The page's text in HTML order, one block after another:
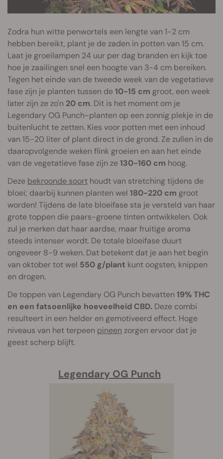
Zodra hun witte penwortels een lengte van 1-2 cm
hebben bereikt, plant je de zaden in potten van 15 cm.
Laat je groeilampen 24 uur per dag branden en kijk toe
hoe je zaailingen snel een hoogte van 3-4 cm bereiken.
Tegen het einde van de tweede week van de vegetatieve
fase zijn je planten tussen de10-15 cm groot, een week
later zijn ze zo'n 20 cm. Dit is het moment om je
Legendary OG Punch-planten op een zonnig plekje in de
buitenlucht te zetten. Kies voor potten met een inhoud
van 15-20 liter of plant direct in de grond. Ze zullen in de
daaropvolgende weken flink groeien en aan het einde
van de vegetatieve fase zijn ze130-160 cm hoog.
Deze bekroonde soort houdt van stretching tijdens de
bloei; daarbij kunnen planten wel 180-220 cm groot
worden! Tijdens de late bloeifase sta je versteld van haar
grote toppen die paars-groene tinten ontwikkelen. Ook
zul je merken dat haar aardse, maar fruitige aroma
steeds intenser wordt. De totale bloeifase duurt
ongeveer 8-9 weken. Dat betekent dat je aan het begin
van oktober tot wel 550 g/plant kunt oogsten, knippen
en drogen.
De toppen van Legendary OG Punch bevatten 19% THC
en een fatsoenlijke hoeveelheid CBD. Deze combi
resulteert in een helder en gemotiveerd effect. Hoge
niveaus van het terpeen pineen zorgen ervoor dat je
geest scherp blijft.
Legendary OG Punch